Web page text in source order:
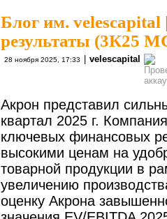
Блог им. velescapital
результаты (3К25
28 ноября 2025, 17:33 velescapital
Акрон представил
квартал 2025 г.
ключевых финансовых
высокими ценам на
товарной продукции в
увеличению
оценку Акрона